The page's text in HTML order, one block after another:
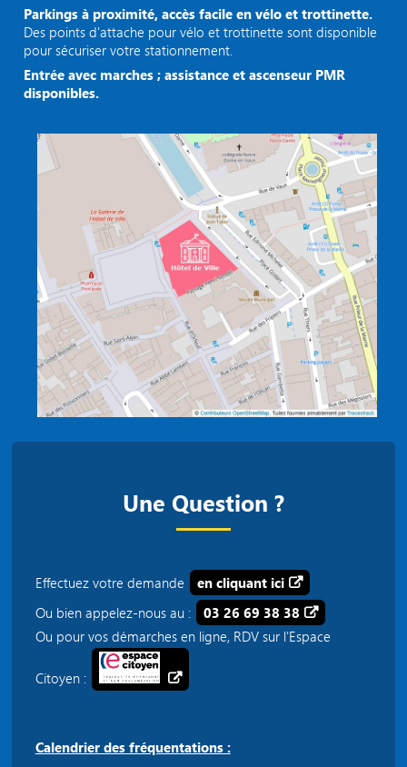
Parkings à proximité, accès facile en vélo et trottinette.
Des points d'attache pour vélo et trottinette sont disponible
pour sécuriser votre stationnement.
Entrée avec marches ; assistance et ascenseur PMR
disponibles.
Une Question ?
Effectuez votre demande
en cliquant ici
Ou bien appelez-nous au :
03 26 69 38 38
Ou pour vos démarches en ligne, RDV sur l'Espace
Citoyen :
Calendrier des fréquentations :